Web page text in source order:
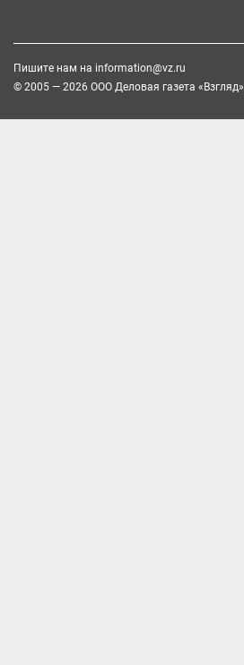
Пишите нам на information@vz.ru
© 2005 — 2026 ООО Деловая газета «Взгляд»